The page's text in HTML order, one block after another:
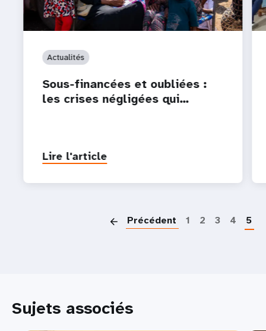
Actualités
Sous-financées et oubliées :
les crises négligées qui…
Lire l'article
Précédent 1 2 3 4 5
Sujets associés